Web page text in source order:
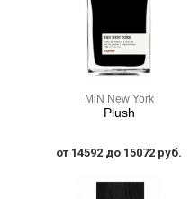
MiN New York
Plush
от 14592 до 15072 руб.